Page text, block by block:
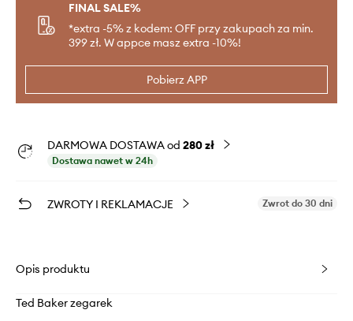
FINAL SALE%
*extra -5% z kodem: OFF przy zakupach za min.
399 zł. W appce masz extra -10%!
Pobierz APP
DARMOWA DOSTAWA od 280 zł
Dostawa nawet w 24h
ZWROTY I REKLAMACJE Zwrot do 30 dni
Opis produktu
Ted Baker zegarek